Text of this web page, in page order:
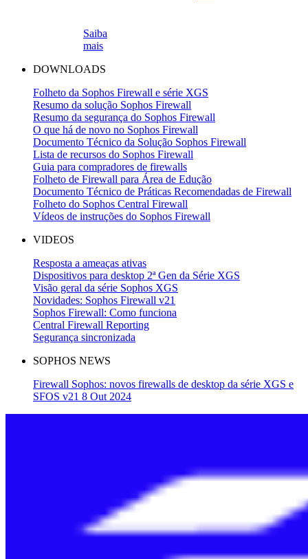
Saiba
mais
DOWNLOADS
Folheto da Sophos Firewall e série XGS
Resumo da solução Sophos Firewall
Resumo da segurança do Sophos Firewall
O que há de novo no Sophos Firewall
Documento Técnico da Solução Sophos Firewall
Lista de recursos do Sophos Firewall
Guia para compradores de firewalls
Folheto de Firewall para Área de Edução
Documento Técnico de Práticas Recomendadas de Firewall
Folheto do Sophos Central Firewall
Vídeos de instruções do Sophos Firewall
VIDEOS
Resposta a ameaças ativas
Dispositivos para desktop 2ª Gen da Série XGS
Visão geral da série Sophos XGS
Novidades: Sophos Firewall v21
Sophos Firewall: Como funciona
Central Firewall Reporting
Segurança sincronizada
SOPHOS NEWS
Firewall Sophos: novos firewalls de desktop da série XGS e
SFOS v21 8 Out 2024